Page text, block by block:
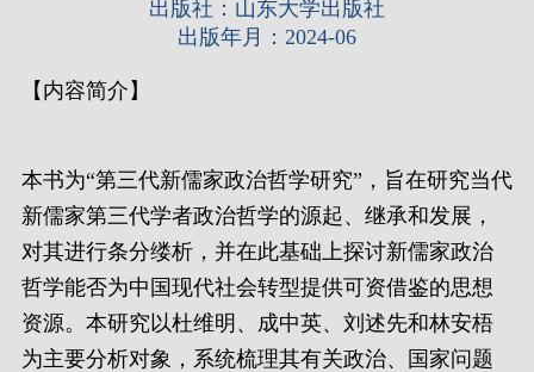
出版社：山东大学出版社
出版年月：2024-06
【内容简介】
本书为“第三代新儒家政治哲学研究”，旨在研究当代
新儒家第三代学者政治哲学的源起、继承和发展，
对其进行条分缕析，并在此基础上探讨新儒家政治
哲学能否为中国现代社会转型提供可资借鉴的思想
资源。本研究以杜维明、成中英、刘述先和林安梧
为主要分析对象，系统梳理其有关政治、国家问题